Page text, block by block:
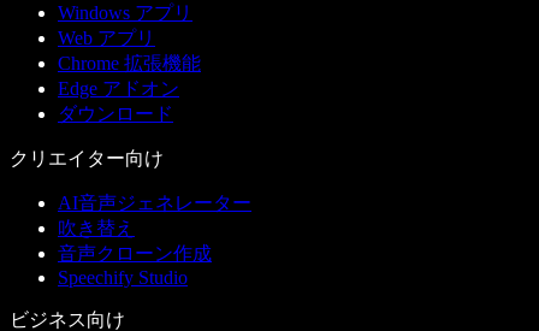
Windows アプリ
Web アプリ
Chrome 拡張機能
Edge アドオン
ダウンロード
クリエイター向け
AI音声ジェネレーター
吹き替え
音声クローン作成
Speechify Studio
ビジネス向け